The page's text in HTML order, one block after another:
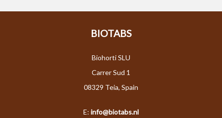
BIOTABS
Biohorti SLU
Carrer Sud 1
08329 Teia, Spain
E: info@biotabs.nl